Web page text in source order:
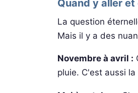
Quand y aller
La question
Mais il y a des
Novembre à avril :
pluie. C'est aussi